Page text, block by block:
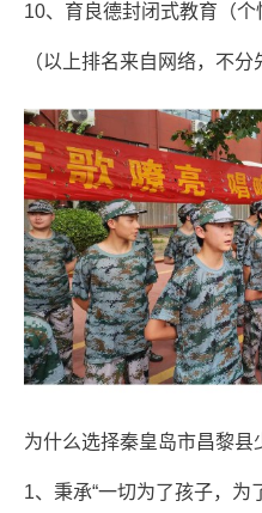
10、育良德封闭式教育（个
（以上排名来自网络，不分
为什么选择秦皇岛市昌黎县
1、秉承“一切为了孩子，为